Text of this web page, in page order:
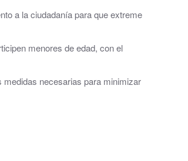
a la ciudadanía para que extreme
menores de edad, con el
medidas necesarias para minimizar